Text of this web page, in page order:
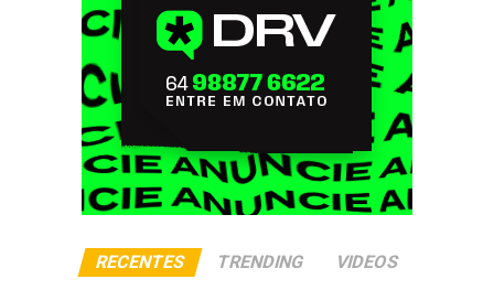
RECENTES TRENDING VIDEOS